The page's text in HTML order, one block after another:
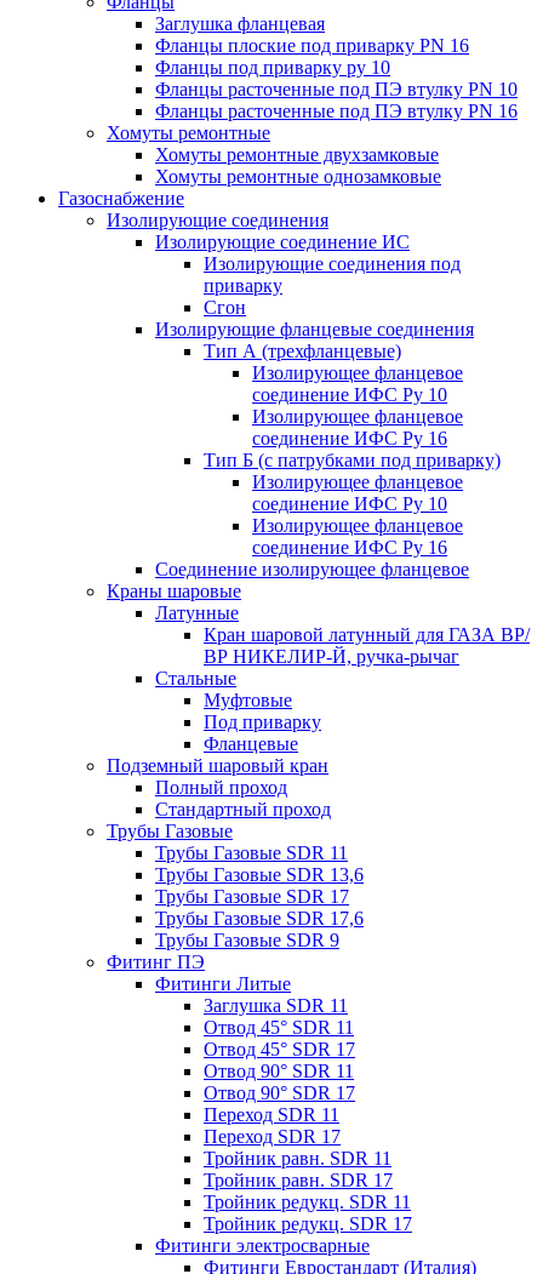
Заглушка фланцевая
Фланцы плоские под приварку PN 16
Фланцы под приварку ру 10
Фланцы расточенные под ПЭ втулку PN 10
Фланцы расточенные под ПЭ втулку PN 16
Хомуты ремонтные
Хомуты ремонтные двухзамковые
Хомуты ремонтные однозамковые
Газоснабжение
Изолирующие соединения
Изолирующие соединение ИС
Изолирующие соединения под
приварку
Сгон
Изолирующие фланцевые соединения
Тип А (трехфланцевые)
Изолирующее фланцевое
соединение ИФС Ру 10
Изолирующее фланцевое
соединение ИФС Ру 16
Тип Б (с патрубками под приварку)
Изолирующее фланцевое
соединение ИФС Ру 10
Изолирующее фланцевое
соединение ИФС Ру 16
Соединение изолирующее фланцевое
Краны шаровые
Латунные
Кран шаровой латунный для ГАЗА ВР/
ВР НИКЕЛИР-Й, ручка-рычаг
Стальные
Муфтовые
Под приварку
Фланцевые
Подземный шаровый кран
Полный проход
Стандартный проход
Трубы Газовые
Трубы Газовые SDR 11
Трубы Газовые SDR 13,6
Трубы Газовые SDR 17
Трубы Газовые SDR 17,6
Трубы Газовые SDR 9
Фитинг ПЭ
Фитинги Литые
Заглушка SDR 11
Отвод 45° SDR 11
Отвод 45° SDR 17
Отвод 90° SDR 11
Отвод 90° SDR 17
Переход SDR 11
Переход SDR 17
Тройник равн. SDR 11
Тройник равн. SDR 17
Тройник редукц. SDR 11
Тройник редукц. SDR 17
Фитинги электросварные
Фитинги Евростандарт (Италия)